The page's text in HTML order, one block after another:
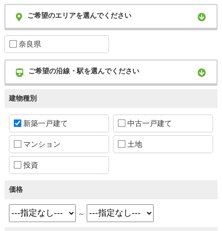
ご希望のエリアを選んでください
奈良県
ご希望の沿線・駅を選んでください
建物種別
新築一戸建て 中古一戸建て
マンション 土地
投資
価格
～